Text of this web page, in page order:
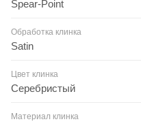
Spear-Point
Обработка клинка
Satin
Цвет клинка
Серебристый
Материал клинка